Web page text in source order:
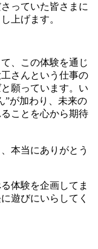
っていた皆さまに
上げます。
、この体験を通じ
さんという仕事の
願っています。い
”が加わり、未来の
ことを心から期待
本当にありがとう
体験を企画してま
遊びにいらしてく